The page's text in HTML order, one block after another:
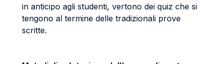
in anticipo agli studenti, vertono dei quiz che si
tengono al termine delle tradizionali prove
scritte.